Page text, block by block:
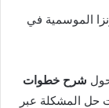
الموسمية في
شرح خطوات
حل المشكلة عبر